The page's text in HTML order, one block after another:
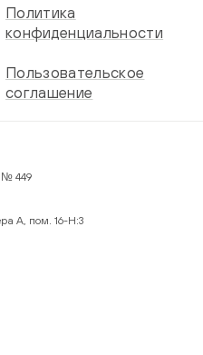
Политика
конфиденциальности
Пользовательское
соглашение
№ 449
А, пом. 16-Н:3